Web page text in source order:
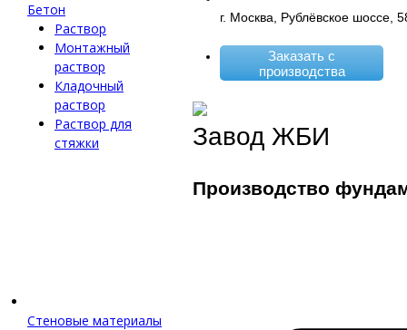
Бетон
Раствор
Монтажный
раствор
Кладочный
раствор
Раствор для
стяжки
Стеновые материалы
г. Москва, Рублёвское шоссе,
Заказать с
производства
Завод ЖБИ
Производство